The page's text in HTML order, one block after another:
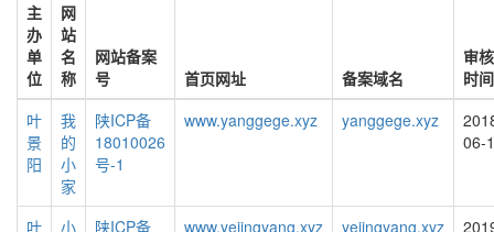
主
办
单
位
网
站
名
称
网站备案
号
首页网址 备案域名
审核
时间
叶
景
阳
我
的
小
家
陕ICP备
18010026
号-1
www.yanggege.xyz yanggege.xyz
06-
叶
小
陕ICP备
www.yejingyang.xyz yejingyang.xyz